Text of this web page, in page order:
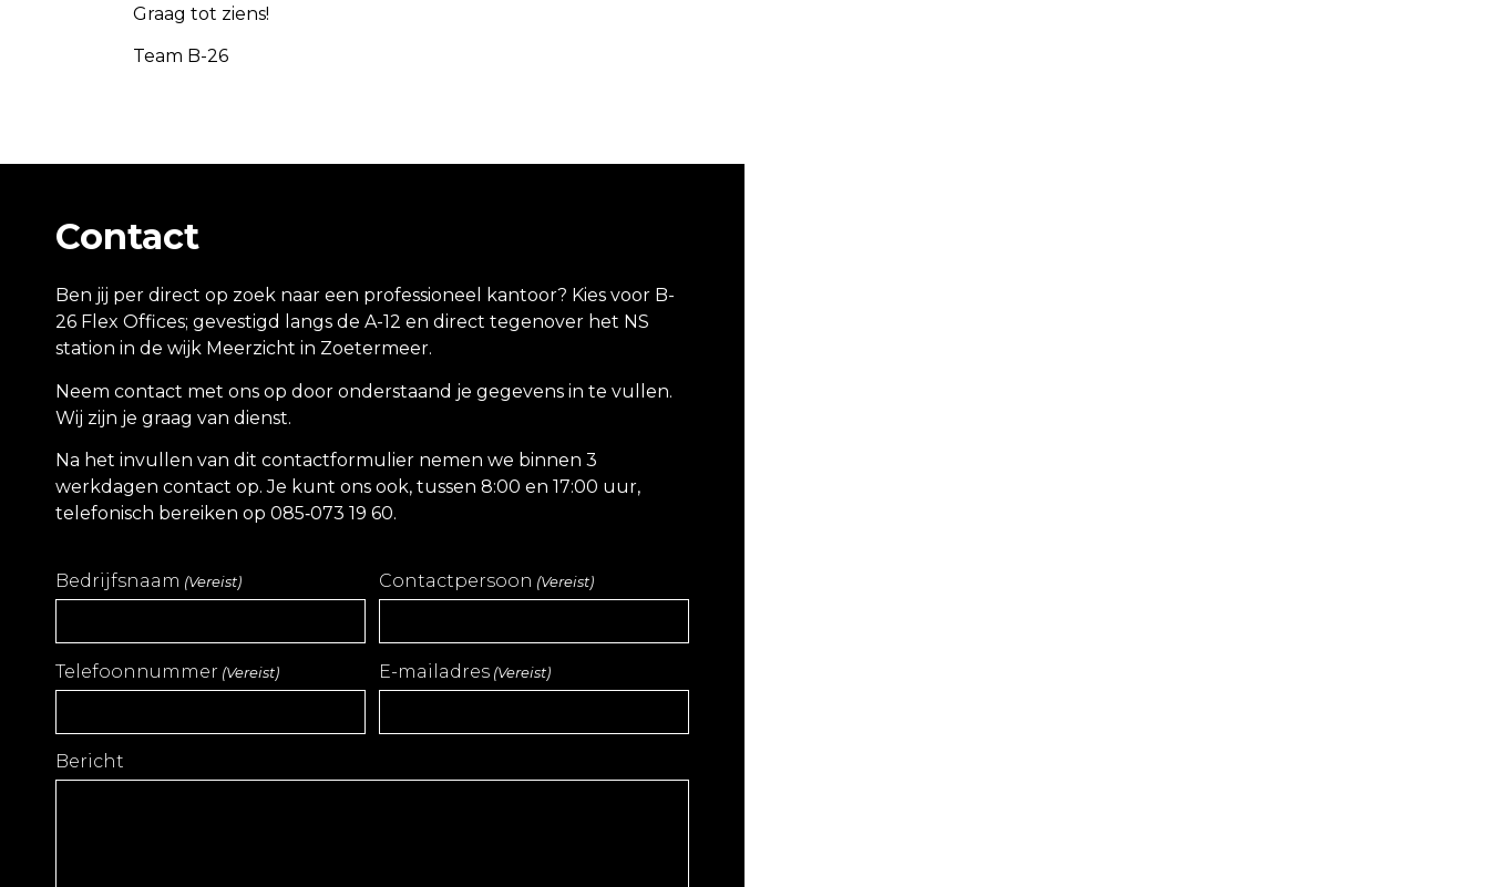
Graag tot ziens!
Team B-26
Contact
Ben jij per direct op zoek naar een professioneel kantoor? Kies voor B-
26 Flex Offices; gevestigd langs de A-12 en direct tegenover het NS
station in de wijk Meerzicht in Zoetermeer.
Neem contact met ons op door onderstaand je gegevens in te vullen.
Wij zijn je graag van dienst.
Na het invullen van dit contactformulier nemen we binnen 3
werkdagen contact op. Je kunt ons ook, tussen 8:00 en 17:00 uur,
telefonisch bereiken op 085‑073 19 60.
Bedrijfsnaam (Vereist) Contactpersoon (Vereist)
Telefoonnummer (Vereist) E-mailadres (Vereist)
Bericht